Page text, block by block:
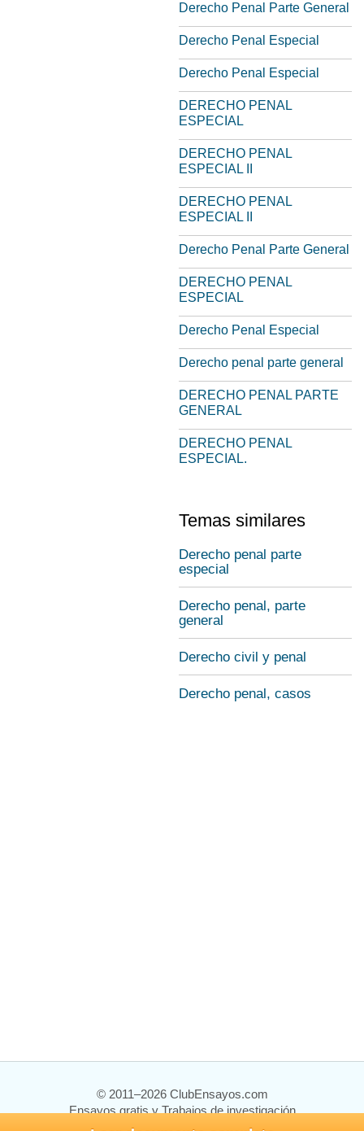
Derecho Penal Parte General
Derecho Penal Especial
Derecho Penal Especial
DERECHO PENAL
ESPECIAL
DERECHO PENAL
ESPECIAL II
DERECHO PENAL
ESPECIAL II
Derecho Penal Parte General
DERECHO PENAL
ESPECIAL
Derecho Penal Especial
Derecho penal parte general
DERECHO PENAL PARTE
GENERAL
DERECHO PENAL
ESPECIAL.
Temas similares
Derecho penal parte
especial
Derecho penal, parte
general
Derecho civil y penal
Derecho penal, casos
© 2011–2026 ClubEnsayos.com
Ensayos gratis y Trabajos de investigación